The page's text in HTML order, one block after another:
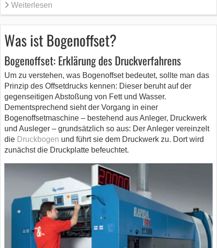
Weiterlesen
Was ist Bogenoffset?
Bogenoffset: Erklärung des Druckverfahrens
Um zu verstehen, was Bogenoffset bedeutet, sollte man das
Prinzip des Offsetdrucks kennen: Dieser beruht auf der
gegenseitigen Abstoßung von Fett und Wasser.
Dementsprechend sieht der Vorgang in einer
Bogenoffsetmaschine – bestehend aus Anleger, Druckwerk
und Ausleger – grundsätzlich so aus: Der Anleger vereinzelt
die Druckbogen und führt sie dem Druckwerk zu. Dort wird
zunächst die Druckplatte befeuchtet.